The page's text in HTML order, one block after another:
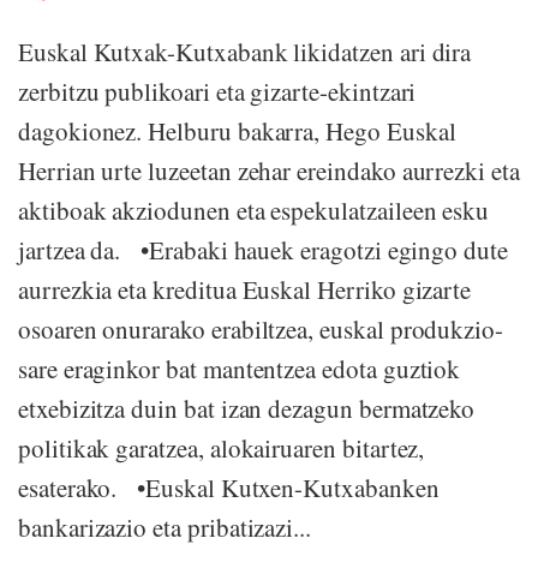
Euskal Kutxak-Kutxabank likidatzen ari dira
zerbitzu publikoari eta gizarte-ekintzari
dagokionez. Helburu bakarra, Hego Euskal
Herrian urte luzeetan zehar ereindako aurrezki eta
aktiboak akziodunen eta espekulatzaileen esku
jartzea da. •Erabaki hauek eragotzi egingo dute
aurrezkia eta kreditua Euskal Herriko gizarte
osoaren onurarako erabiltzea, euskal produkzio-
sare eraginkor bat mantentzea edota guztiok
etxebizitza duin bat izan dezagun bermatzeko
politikak garatzea, alokairuaren bitartez,
esaterako. •Euskal Kutxen-Kutxabanken
bankarizazio eta pribatizazi...